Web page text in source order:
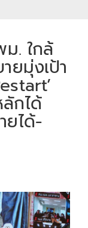
ม. ใกล้
ยมุ่งเป้า
กได้
ยได้-